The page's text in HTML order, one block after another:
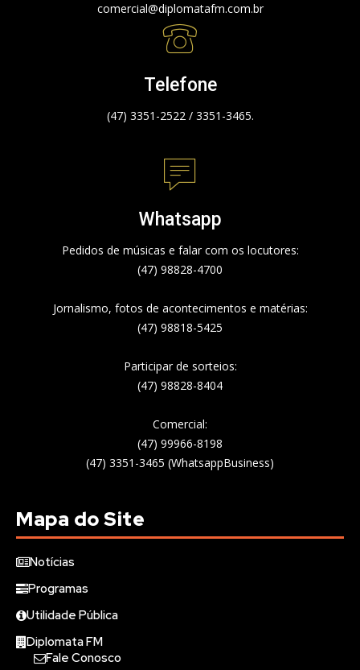
comercial@diplomatafm.com.br
Telefone
(47) 3351-2522 / 3351-3465.
Whatsapp
Pedidos de músicas e falar com os locutores:
(47) 98828-4700
Jornalismo, fotos de acontecimentos e matérias:
(47) 98818-5425
Participar de sorteios:
(47) 98828-8404
Comercial:
(47) 99966-8198
(47) 3351-3465 (WhatsappBusiness)
Mapa do Site
Notícias
Programas
Utilidade Pública
Diplomata FM
Fale Conosco